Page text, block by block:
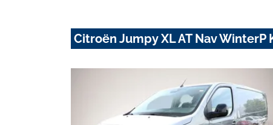
Citroën Jumpy XL AT Nav WinterP